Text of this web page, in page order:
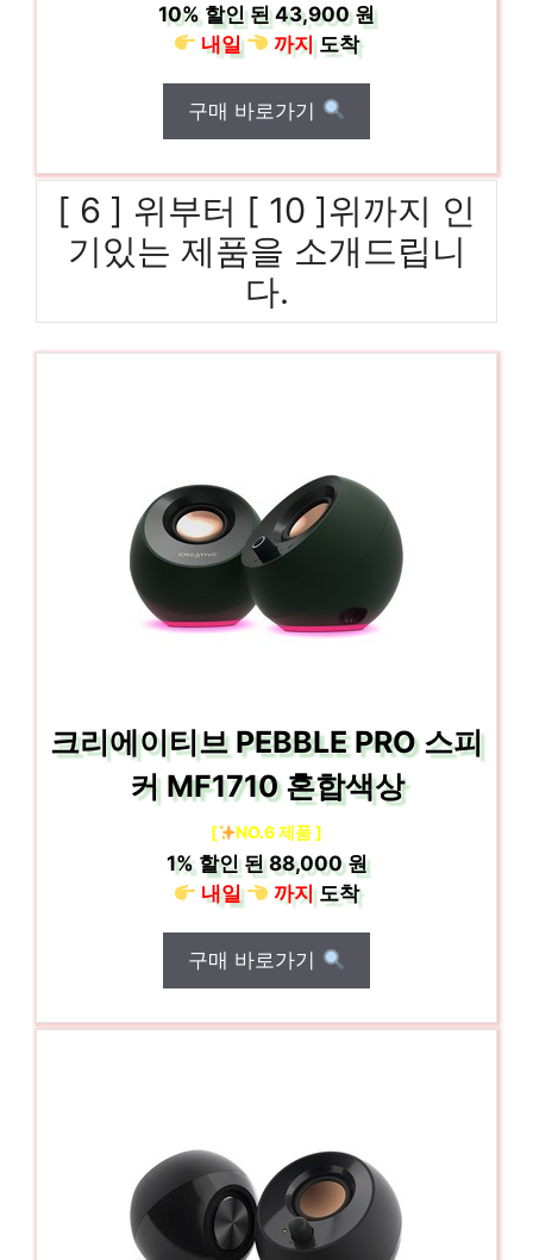
10% 할인 된43,900 원
내일
까지도착
구매 바로가기
[ 6 ] 위부터 [ 10 ]위까지 인
기있는 제품을 소개드립니
다.
크리에이티브 PEBBLE PRO 스피
커 MF1710 혼합색상
[ NO.6 제품 ]
1%할인 된88,000 원
내일
까지도착
구매 바로가기